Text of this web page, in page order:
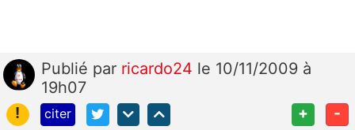
Publié par ricardo24 le 10/11/2009 à
19h07
!
citer + -